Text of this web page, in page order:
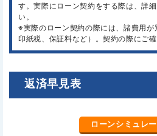
す。実際にローン契約をする際は、詳
い。
※実際のローン契約の際には、諸費用
印紙税、保証料など）。契約の際にご確
返済早見表
ローンシミュレ